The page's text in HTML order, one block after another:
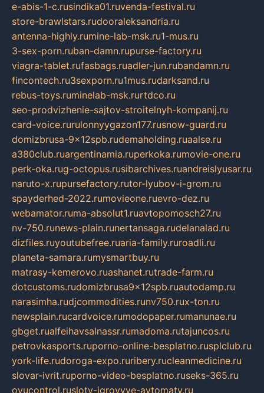
e-abis-1-c.rusindika01.ruvenda-festival.ru
store-brawlstars.rudooraleksandria.ru
antenna-highly.rumine-lab-msk.ru1-mus.ru
3-sex-porn.ruban-damn.rupurse-factory.ru
viagra-tablet.rufasbags.ruadler-jun.rubandamn.ru
fincontech.ru3sexporn.ru1mus.rudarksand.ru
rebus-toys.ruminelab-msk.rurtdco.ru
seo-prodvizhenie-sajtov-stroitelnyh-kompanij.ru
card-voice.rurulonnyygazon177.rusnow-guard.ru
domizbrusa-9x12spb.rudemaholding.ruaalse.ru
a380club.ruargentinamia.ruperkoka.rumovie-one.ru
perk-oka.rug-octopus.rusibarchives.ruandreislyusar.ru
naruto-x.rupursefactory.rutor-lyubov-i-grom.ru
spayderhed-2022.rumovieone.ruevro-dez.ru
webamator.ruma-absolut1.ruavtopomosch27.ru
nv-750.runews-plain.runertansaga.rudelanalad.ru
dizfiles.ruyoutubefree.ruaria-family.ruroadli.ru
planeta-samara.rumysmartbuy.ru
matrasy-kemerovo.ruashanet.rutrade-farm.ru
dotcustoms.rudomizbrusa9x12spb.ruautodamp.ru
narasimha.rudjcommodities.runv750.rux-ton.ru
newsplain.rucardvoice.rumodopaper.rumanunae.ru
gbget.rualfeihavsalnassr.rumadoma.rutajuncos.ru
petrovkasports.ruporno-online-besplatno.rusplclub.ru
york-life.rudoroga-expo.ruribery.rucleanmedicine.ru
slovar-ivrit.ruporno-video-besplatno.ruseks-365.ru
ovucontrol.rusloty-igrovyye-avtomaty.ru